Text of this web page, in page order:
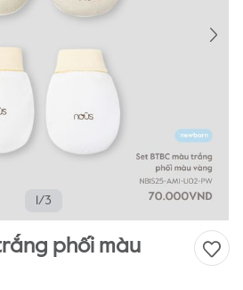
1/3
phối màu